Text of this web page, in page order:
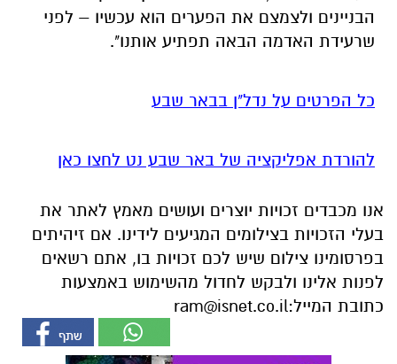
הבניינים ולצמצם את הפערים הוא עכשיו – לפני
שרעידת האדמה הבאה תפתיע אותנו".
כל הפרטים על נדל"ן בבאר שבע
להורדת אפליקציה של באר שבע נט לחצו כאן
אנו מכבדים זכויות יוצרים ועושים מאמץ לאתר את
בעלי הזכויות בצילומים המגיעים לידינו. אם זיהיתים
בפרסומינו צילום שיש לכם זכויות בו, אתם רשאים
לפנות אלינו ולבקש לחדול מהשימוש באמצעות
כתובת המייל:ram@isnet.co.il